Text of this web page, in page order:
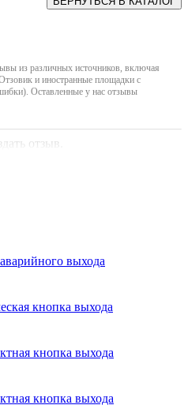
из различных источников, включая
и иностранные площадки с
Оставленные у нас отзывы
отзыв.
выхода
кнопка выхода
кнопка выхода
кнопка выхода